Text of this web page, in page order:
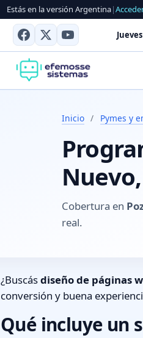
Estás en la versión Argentina|
Inicio / Pymes y
Cobertura en
real.
¿Buscásdiseño de páginas
conversión y buena
Qué incluye un